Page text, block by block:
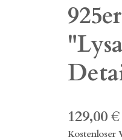
129,00 €
Kostenloser